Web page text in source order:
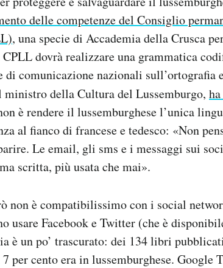
delle competenze del Consiglio
, una specie di Accademia della Crusca
dovrà realizzare una grammatica
di comunicazione nazionali sull’ortografia
della Cultura del Lussemburgo,
è rendere il lussemburghese l’unica
al fianco di francese e tedesco: «Non
Le email, gli sms e i messaggi sui
scritta, più usata che mai».
non è compatibilissimo con i social
usare Facebook e Twitter (che è
è un po’ trascurato: dei 134 libri
per cento era in lussemburghese. Google